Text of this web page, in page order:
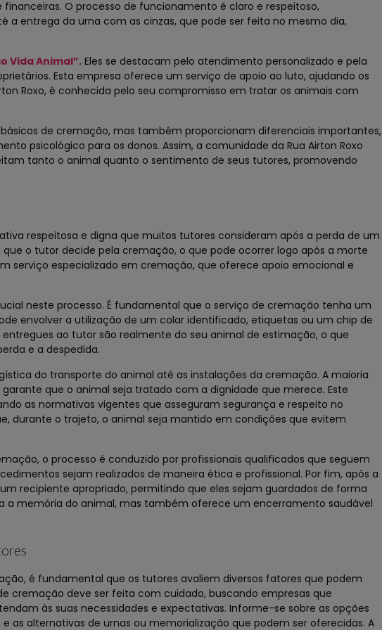
O processo de funcionamento é claro e respeitoso,
entrega da urna com as cinzas, que pode ser feita no mesmo dia,
Vida Animal”.Eles se destacam pelo atendimento personalizado e pela
Esta empresa oferece um serviço de apoio ao luto, ajudando os
Roxo, é conhecida pelo seu compromisso em tratar os animais com
de cremação, mas também proporcionam diferenciais importantes,
psicológico para os donos. Assim, a comunidade da Rua Airton Roxo
tanto o animal quanto o sentimento de seus tutores, promovendo
respeitosa e digna que muitos tutores consideram após a perda de um
o tutor decide pela cremação, o que pode ocorrer logo após a morte
serviço especializado em cremação, que oferece apoio emocional e
neste processo. É fundamental que o serviço de cremação tenha um
envolver a utilização de um colar identificado, etiquetas ou um chip de
ao tutor são realmente do seu animal de estimação, o que
e a despedida.
do transporte do animal até as instalações da cremação. A maioria
que o animal seja tratado com a dignidade que merece. Este
as normativas vigentes que asseguram segurança e respeito no
durante o trajeto, o animal seja mantido em condições que evitem
o processo é conduzido por profissionais qualificados que seguem
sejam realizados de maneira ética e profissional. Por fim, após a
recipiente apropriado, permitindo que eles sejam guardados de forma
a memória do animal, mas também oferece um encerramento saudável
é fundamental que os tutores avaliem diversos fatores que podem
cremação deve ser feita com cuidado, buscando empresas que
às suas necessidades e expectativas. Informe-se sobre as opções
as alternativas de urnas ou memorialização que podem ser oferecidas. A